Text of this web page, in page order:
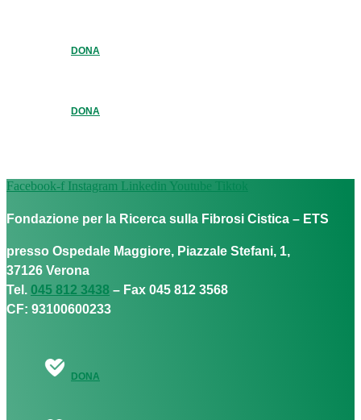
DONA
DONA
Facebook-f Instagram Linkedin Youtube Tiktok
Fondazione per la Ricerca sulla Fibrosi Cistica – ETS
presso Ospedale Maggiore, Piazzale Stefani, 1,
37126 Verona
Tel. 045 812 3438 – Fax 045 812 3568
CF: 93100600233
DONA